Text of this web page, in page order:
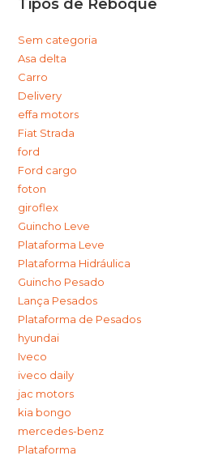
Tipos de Reboque
Sem categoria
Asa delta
Carro
Delivery
effa motors
Fiat Strada
ford
Ford cargo
foton
giroflex
Guincho Leve
Plataforma Leve
Plataforma Hidráulica
Guincho Pesado
Lança Pesados
Plataforma de Pesados
hyundai
Iveco
iveco daily
jac motors
kia bongo
mercedes-benz
Plataforma